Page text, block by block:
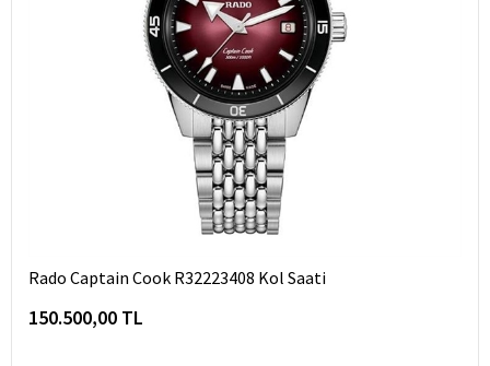
Rado Captain Cook R32223408 Kol Saati
150.500,00 TL